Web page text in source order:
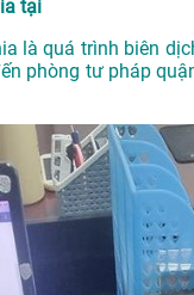
tại
là quá trình biên
phòng tư pháp